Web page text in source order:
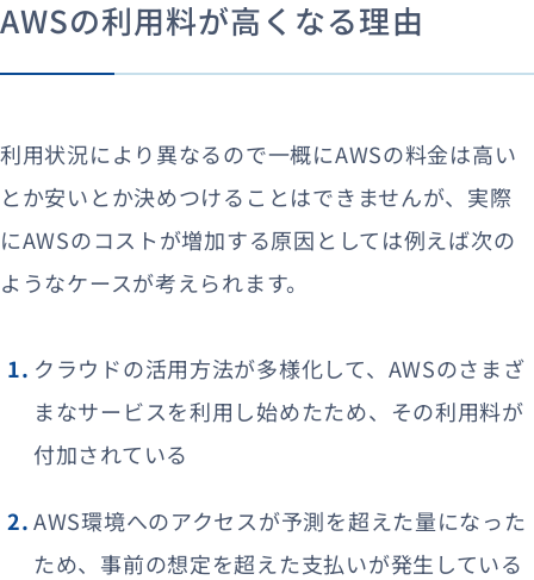
AWSの利用料が高くなる理由
利用状況により異なるので一概にAWSの料金は高い
とか安いとか決めつけることはできませんが、実際
にAWSのコストが増加する原因としては例えば次の
ようなケースが考えられます。
クラウドの活用方法が多様化して、AWSのさまざ
まなサービスを利用し始めたため、その利用料が
付加されている
AWS環境へのアクセスが予測を超えた量になった
ため、事前の想定を超えた支払いが発生している